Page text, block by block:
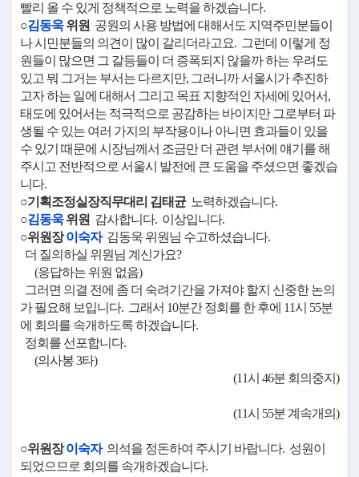
빨리 올 수 있게 정책적으로 노력을 하겠습니다.
○김동욱위원 공원의 사용 방법에 대해서도 지역주민분들이
나 시민분들의 의견이 많이 갈리더라고요. 그런데 이렇게 정
원들이 많으면 그 갈등들이 더 증폭되지 않을까 하는 우려도
있고 뭐 그거는 부서는 다르지만, 그러니까 서울시가 추진하
고자 하는 일에 대해서 그리고 목표 지향적인 자세에 있어서,
태도에 있어서는 적극적으로 공감하는 바이지만 그로부터 파
생될 수 있는 여러 가지의 부작용이나 아니면 효과들이 있을
수 있기 때문에 시장님께서 조금만 더 관련 부서에 얘기를 해
주시고 전반적으로 서울시 발전에 큰 도움을 주셨으면 좋겠습
니다.
○기획조정실장직무대리 김태균노력하겠습니다.
○김동욱위원 감사합니다. 이상입니다.
○위원장이숙자김동욱 위원님 수고하셨습니다.
더 질의하실 위원님 계신가요?
(응답하는 위원 없음)
그러면 의결 전에 좀 더 숙려기간을 가져야 할지 신중한 논의
가 필요해 보입니다. 그래서 10분간 정회를 한 후에 11시 55분
에 회의를 속개하도록 하겠습니다.
정회를 선포합니다.
(의사봉 3타)
(11시 46분 회의중지)
(11시 55분 계속개의)
○위원장이숙자의석을 정돈하여 주시기 바랍니다. 성원이
되었으므로 회의를 속개하겠습니다.